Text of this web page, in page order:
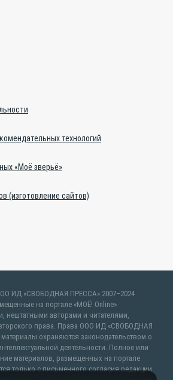
технологий
«Моё зверьё»
(изготовление сайтов)
ИД «СВОБОДНАЯ ПРЕССА» 2007–2024
на портале «МОЁ! Online»
нештатными авторами и читателями,
права. Права ООО ИД «СВОБОДНАЯ
охраняются законодательством о
деятельности. Полное или
материалов, размещенных на портале
только с письменного согласия редакции